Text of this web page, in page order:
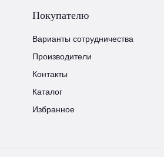
Покупателю
Варианты сотрудничества
Производители
Контакты
Каталог
Избранное